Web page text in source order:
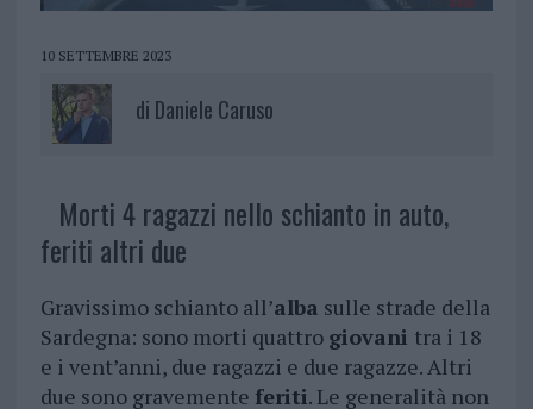
10 SETTEMBRE 2023
di Daniele Caruso
Morti 4 ragazzi nello schianto in auto,
feriti altri due
Gravissimo schianto all’alba sulle strade della
Sardegna: sono morti quattro giovani tra i 18
e i vent’anni, due ragazzi e due ragazze. Altri
due sono gravemente feriti. Le generalità non